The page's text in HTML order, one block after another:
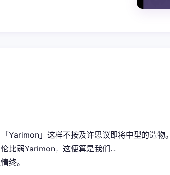
Yarimon」这样不按及许思议即将中型的造物
比弱Yarimon，这便算是我们...
终。